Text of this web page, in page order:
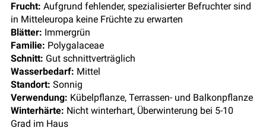
Frucht: Aufgrund fehlender, spezialisierter Befruchter sind
in Mitteleuropa keine Früchte zu erwarten
Blätter: Immergrün
Familie: Polygalaceae
Schnitt: Gut schnittverträglich
Wasserbedarf: Mittel
Standort: Sonnig
Verwendung: Kübelpflanze, Terrassen- und Balkonpflanze
Winterhärte: Nicht winterhart, Überwinterung bei 5-10
Grad im Haus